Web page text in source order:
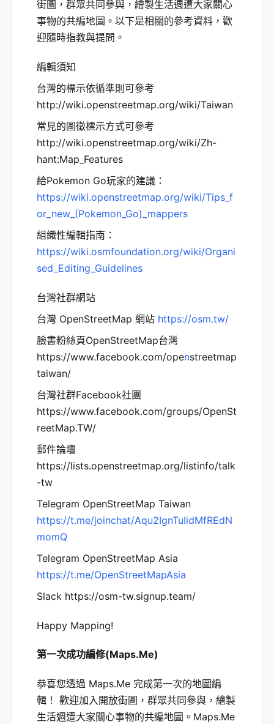
街圖，群眾共同參與，繪製生活週遭大家關心
事物的共編地圖。以下是相關的參考資料，歡
迎隨時指教與提問。
編輯須知
台灣的標示依循準則可參考
http://wiki.openstreetmap.org/wiki/Taiwan
常見的圖徵標示方式可參考
http://wiki.openstreetmap.org/wiki/Zh-
hant:Map_Features
給Pokemon Go玩家的建議：
https://wiki.openstreetmap.org/wiki/Tips_f
or_new_(Pokemon_Go)_mappers
組織性編輯指南：
https://wiki.osmfoundation.org/wiki/Organi
sed_Editing_Guidelines
台灣社群網站
台灣 OpenStreetMap 網站 https://osm.tw/
臉書粉絲頁OpenStreetMap台灣
https://www.facebook.com/openstreetmap
taiwan/
台灣社群Facebook社團
https://www.facebook.com/groups/OpenSt
reetMap.TW/
郵件論壇
https://lists.openstreetmap.org/listinfo/talk
-tw
Telegram OpenStreetMap Taiwan
https://t.me/joinchat/Aqu2IgnTuIidMfREdN
momQ
Telegram OpenStreetMap Asia
https://t.me/OpenStreetMapAsia
Slack https://osm-tw.signup.team/
Happy Mapping!
第一次成功編修(Maps.Me)
恭喜您透過 Maps.Me 完成第一次的地圖編
輯！ 歡迎加入開放街圖，群眾共同參與，繪製
生活週遭大家關心事物的共編地圖。Maps.Me